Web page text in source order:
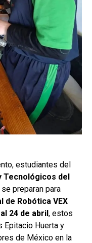
estudiantes del
Tecnológicos del
se preparan para
de Robótica VEX
24 de abril, estos
Huerta y
de México en la